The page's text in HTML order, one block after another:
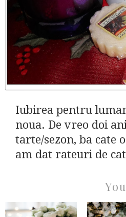
Iubirea pentru
noua. De vreo doi
tarte/sezon, ba cate
am dat rateuri de